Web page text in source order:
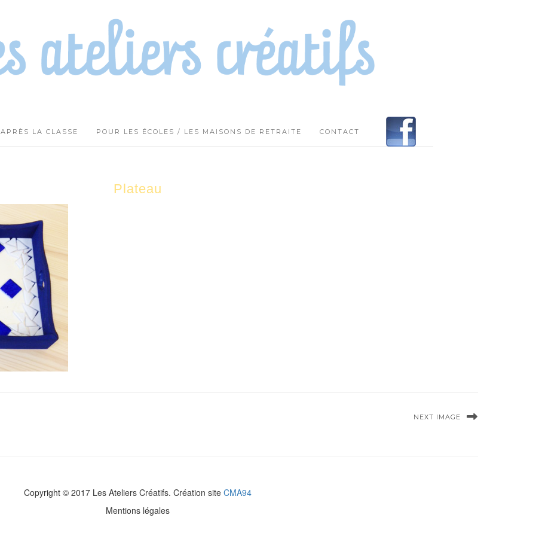
APRÈS LA CLASSE POUR LES ÉCOLES / LES MAISONS DE RETRAITE CONTACT FACEBOOK
Plateau
NEXT IMAGE
Copyright © 2017 Les Ateliers Créatifs. Création site CMA94
Mentions légales